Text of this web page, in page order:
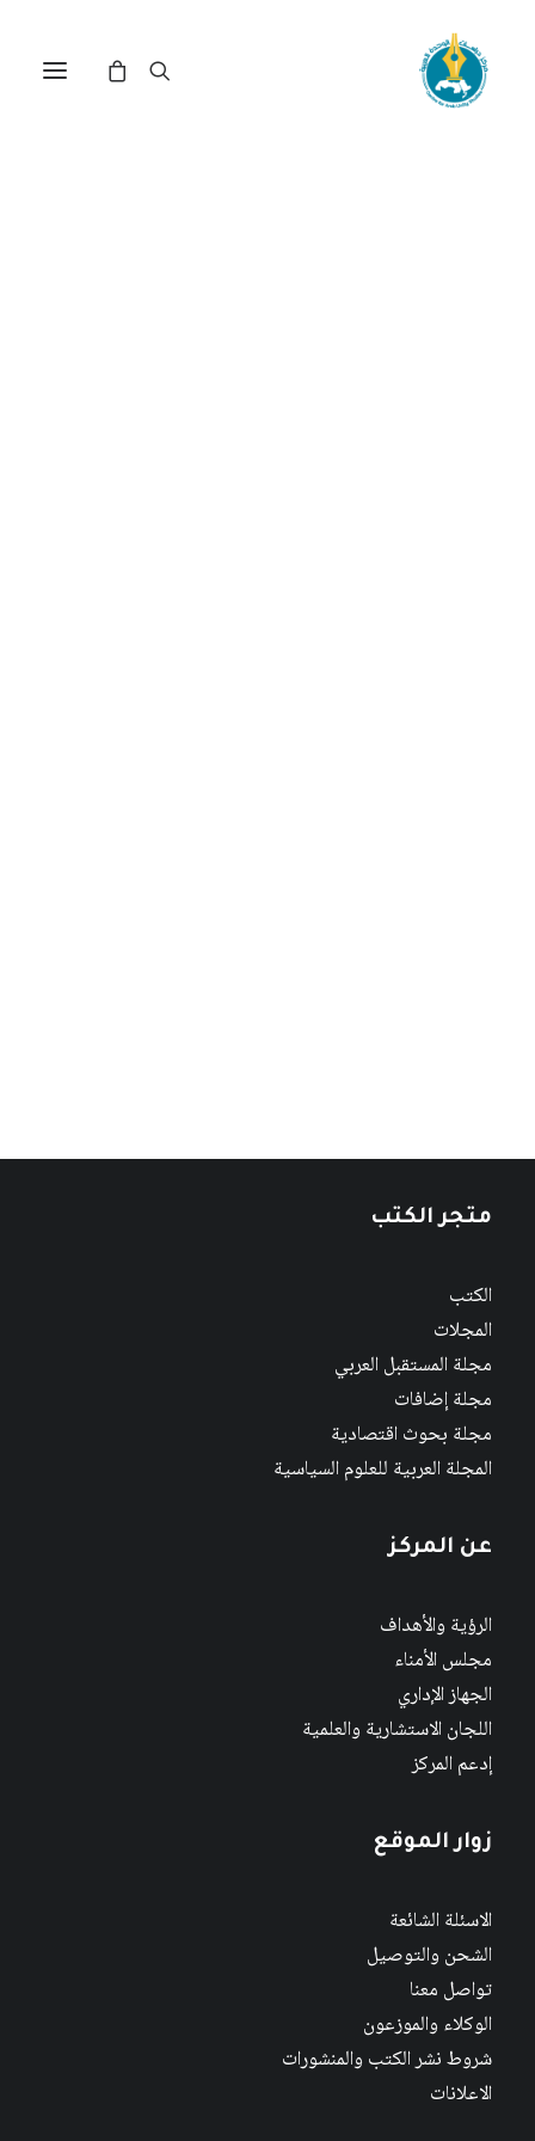
مركز دراسات الوحدة العربية
متجر الكتب
الكتب
المجلات
مجلة المستقبل العربي
مجلة إضافات
مجلة بحوث اقتصادية
المجلة العربية للعلوم السياسية
عن المركز
الرؤية والأهداف
مجلس الأمناء
الجهاز الإداري
اللجان الاستشارية والعلمية
إدعم المركز
زوار الموقع
الاسئلة الشائعة
الشحن والتوصيل
تواصل معنا
الوكلاء والموزعون
شروط نشر الكتب والمنشورات
الاعلانات